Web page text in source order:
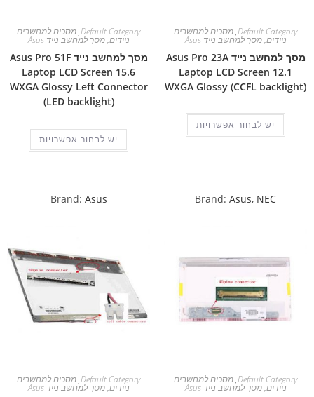
Default Category
,מסכים למחשבים
ניידים,מסך למחשב נייד Asus
מסך למחשב נייד Asus Pro 23A
Laptop LCD Screen 12.1
WXGA Glossy (CCFL backlight)
יש לבחור אפשרויות
Default Category
,מסכים למחשבים
ניידים,מסך למחשב נייד Asus
מסך למחשב נייד Asus Pro 51F
Laptop LCD Screen 15.6
WXGA Glossy Left Connector
(LED backlight)
יש לבחור אפשרויות
Brand: Asus, NEC
Default Category
,מסכים למחשבים
ניידים,מסך למחשב נייד Asus
Brand: Asus
Default Category
,מסכים למחשבים
ניידים,מסך למחשב נייד Asus